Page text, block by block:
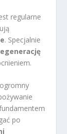
regularne
. Specjalnie
po